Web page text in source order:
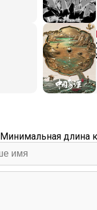
Минимальная длина